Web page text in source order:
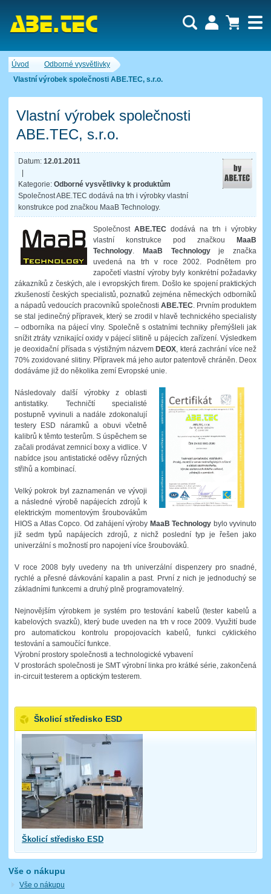
Úvod
Odborné vysvětlivky
Vlastní výrobek společnosti ABE.TEC, s.r.o.
Vlastní výrobek společnosti
ABE.TEC, s.r.o.
Datum: 12.01.2011
Kategorie: Odborné vysvětlivky k produktům
Společnost ABE.TEC dodává na trh i výrobky vlastní
konstrukce pod značkou MaaB Technology.
Společnost ABE.TEC dodává na trh i výrobky
vlastní konstrukce pod značkou MaaB
Technology
MaaB Technologyje značka
uvedená na trh v roce 2002. Podnětem pro
započetí vlastní výroby byly konkrétní požadavky
zákazníků z českých, ale i evropských firem. Došlo ke spojení praktických
zkušeností českých specialistů, poznatků zejména německých odborníků
a nápadů vedoucích pracovníků společnosti ABE.TEC . Prvním produktem
se stal jedinečný přípravek, který se zrodil v hlavě technického specialisty
– odborníka na pájecí vlny. Společně s ostatními techniky přemýšleli jak
snížit ztráty vznikající oxidy v pájecí slitině u pájecích zařízení. Výsledkem
je deoxidační přísada s výstižným názvemDEOX , která zachrání více než
70% zoxidované slitiny. Přípravek má jeho autor patentově chráněn. Deox
dodáváme již do několika zemí Evropské unie.
Následovaly další výrobky z oblasti
antistatiky. Techničtí specialisté
postupně vyvinuli a nadále zdokonalují
testery ESD náramků a obuvi včetně
kalibrů k těmto testerům. S úspěchem se
začali prodávat zemnicí boxy a vidlice. V
nabídce jsou antistatické oděvy různých
střihů a kombinací.
Velký pokrok byl zaznamenán ve vývoji
a následné výrobě napájecích zdrojů k
elektrickým momentovým šroubovákům
HIOS a Atlas Copco. Od zahájení výroby MaaB Technology bylo vyvinuto
již sedm typů napájecích zdrojů, z nichž poslední typ je řešen jako
univerzální s možností pro napojení více šroubováků.
V roce 2008 byly uvedeny na trh univerzální dispenzery pro snadné,
rychlé a přesné dávkování kapalin a past. První z nich je jednoduchý se
základními funkcemi a druhý plně programovatelný.
Nejnovějším výrobkem je systém pro testování kabelů (tester kabelů a
kabelových svazků), který bude uveden na trh v roce 2009. Využití bude
pro automatickou kontrolu propojovacích kabelů, funkci cyklického
testování a samoučící funkce.
Výrobní prostory společnosti a technologické vybavení
V prostorách společnosti je SMT výrobní linka pro krátké série, zakončená
in-circuit testerem a optickým testerem.
Školicí středisko ESD
Školicí středisko ESD
Vše o nákupu
Vše o nákupu
Nákupní košík je momentálně prázdný.
Počet produktů:
Cena celkem:0,00 CZK
Uživatel:
Heslo:
Zapomenuté heslo Nová registrace